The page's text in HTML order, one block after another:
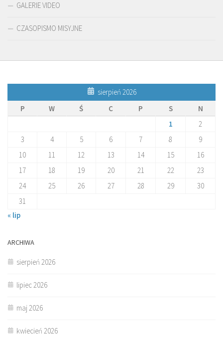
GALERIE VIDEO
CZASOPISMO MISYJNE
sierpień 2026
P
W Ś C P S
N
1
2
3
4 5 6 7 8
9
10
11 12 13 14 15
16
17
18 19 20 21 22
23
24
25 26 27 28 29
30
31
« lip
ARCHIWA
sierpień 2026
lipiec 2026
maj 2026
kwiecień 2026